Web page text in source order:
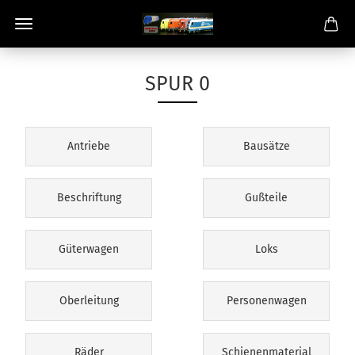
SPUR 0
Antriebe Bausätze
Beschriftung Gußteile
Güterwagen Loks
Oberleitung Personenwagen
Räder Schienenmaterial